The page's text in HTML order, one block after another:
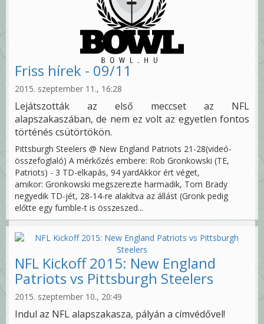
Friss hírek - 09/11
2015. szeptember 11., 16:28
Lejátszották az első meccset az NFL
alapszakaszában, de nem ez volt az egyetlen fontos
történés csütörtökön.
Pittsburgh Steelers @ New England Patriots 21-28(videó-
összefoglaló) A mérkőzés embere: Rob Gronkowski (TE,
Patriots) - 3 TD-elkapás, 94 yardAkkor ért véget,
amikor: Gronkowski megszerezte harmadik, Tom Brady
negyedik TD-jét, 28-14-re alakítva az állást (Gronk pedig
előtte egy fumble-t is összeszed...
NFL Kickoff 2015: New England
Patriots vs Pittsburgh Steelers
2015. szeptember 10., 20:49
Indul az NFL alapszakasza, pályán a címvédővel!